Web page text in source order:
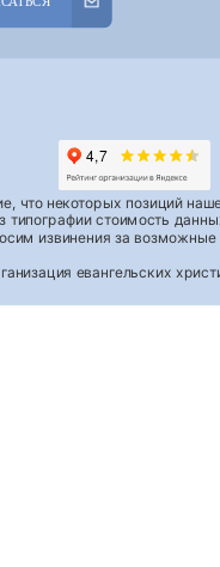
некоторых позиций
типографии стоимость
извинения за возможные
евангельских